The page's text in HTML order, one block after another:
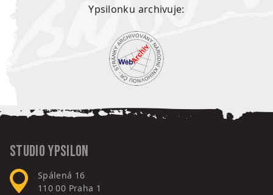
Ypsilonku archivuje:
Studio Ypsilon
Spálená 16
110 00 Praha 1